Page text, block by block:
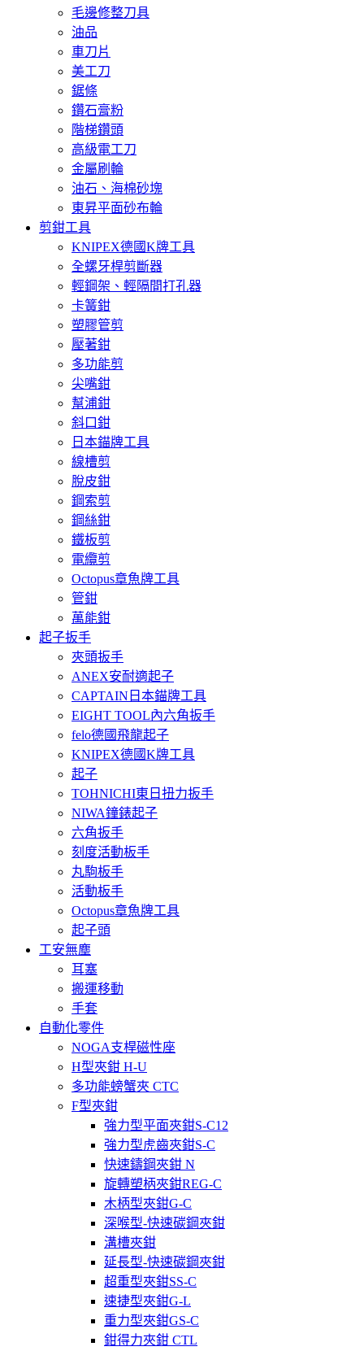
毛邊修整刀具
油品
車刀片
美工刀
鋸條
鑽石膏粉
階梯鑽頭
高級電工刀
金屬刷輪
油石、海棉砂塊
東昇平面砂布輪
剪鉗工具
KNIPEX德國K牌工具
全螺牙桿剪斷器
輕鋼架、輕隔間打孔器
卡簧鉗
塑膠管剪
壓著鉗
多功能剪
尖嘴鉗
幫浦鉗
斜口鉗
日本錨牌工具
線槽剪
脫皮鉗
鋼索剪
鋼絲鉗
鐵板剪
電纜剪
Octopus章魚牌工具
管鉗
萬能鉗
起子扳手
夾頭扳手
ANEX安耐適起子
CAPTAIN日本錨牌工具
EIGHT TOOL內六角扳手
felo德國飛龍起子
KNIPEX德國K牌工具
起子
TOHNICHI東日扭力扳手
NIWA鐘錶起子
六角扳手
刻度活動板手
丸駒板手
活動板手
Octopus章魚牌工具
起子頭
工安無塵
耳塞
搬運移動
手套
自動化零件
NOGA支桿磁性座
H型夾鉗 H-U
多功能螃蟹夾 CTC
F型夾鉗
強力型平面夾鉗S-C12
強力型虎齒夾鉗S-C
快速鑄鋼夾鉗 N
旋轉塑柄夾鉗REG-C
木柄型夾鉗G-C
深喉型-快速碳鋼夾鉗
溝槽夾鉗
延長型-快速碳鋼夾鉗
超重型夾鉗SS-C
速捷型夾鉗G-L
重力型夾鉗GS-C
鉗得力夾鉗 CTL